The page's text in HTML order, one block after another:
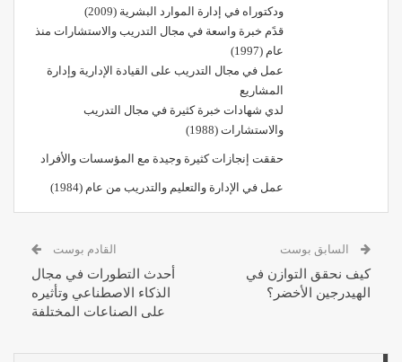
ودكتوراه في إدارة الموارد البشرية (2009)
قدًم خبرة واسعة في مجال التدريب والاستشارات منذ
عام (1997)
عمل في مجال التدريب على القيادة الإدارية وإدارة
المشاريع
لدي شهادات خبرة كثيرة في مجال التدريب
والاستشارات (1988)
حققت إنجازات كثيرة وجيدة مع المؤسسات والأفراد
عمل في الإدارة والتعليم والتدريب من عام (1984)
السابق بوست
كيف نحقق التوازن في
الهيدرجين الأخضر؟
القادم بوست
أحدث التطورات في مجال
الذكاء الاصطناعي وتأثيره
على الصناعات المختلفة